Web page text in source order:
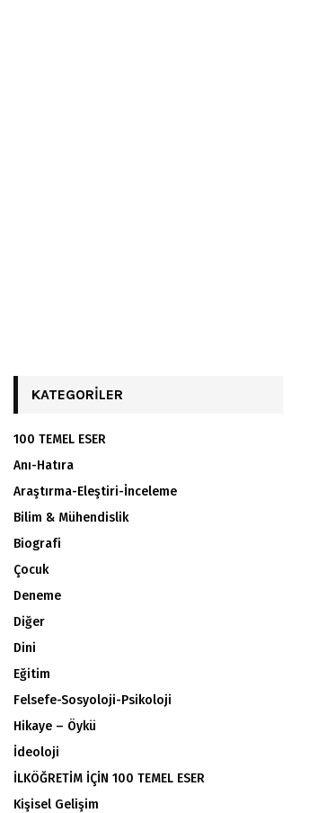
KATEGORILER
100 TEMEL ESER
Anı-Hatıra
Araştırma-Eleştiri-İnceleme
Bilim & Mühendislik
Biografi
Çocuk
Deneme
Diğer
Dini
Eğitim
Felsefe-Sosyoloji-Psikoloji
Hikaye – Öykü
İdeoloji
İLKÖĞRETİM İÇİN 100 TEMEL ESER
Kişisel Gelişim